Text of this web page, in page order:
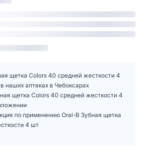
щетка Colors 40 средней жесткости 4
наших аптеках в Чебоксарах
щетка Colors 40 средней жесткости 4
по применению Oral-B Зубная щетка
4 шт